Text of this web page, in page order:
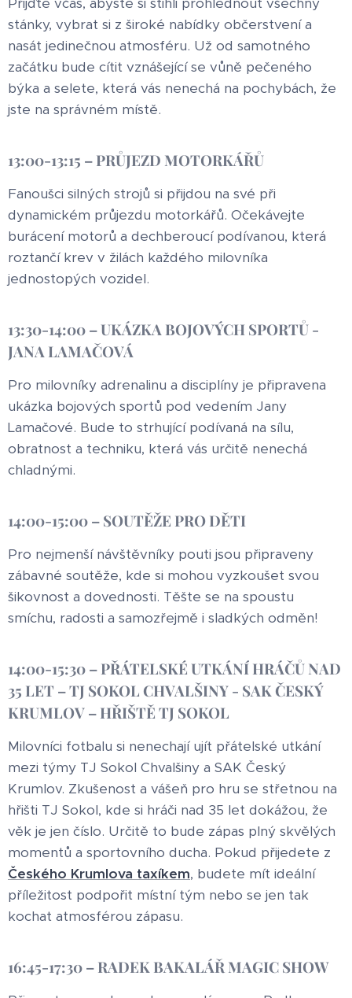
stánky, vybrat si z široké nabídky občerstvení a
nasát jedinečnou atmosféru. Už od samotného
začátku bude cítit vznášející se vůně pečeného
býka a selete, která vás nenechá na pochybách, že
jste na správném místě.
13:00-13:15 – PRŮJEZD MOTORKÁŘŮ
Fanoušci silných strojů si přijdou na své při
dynamickém průjezdu motorkářů. Očekávejte
burácení motorů a dechberoucí podívanou, která
roztančí krev v žilách každého milovníka
jednostopých vozidel.
13:30-14:00 – UKÁZKA BOJOVÝCH SPORTŮ -
JANA LAMAČOVÁ
Pro milovníky adrenalinu a disciplíny je připravena
ukázka bojových sportů pod vedením Jany
Lamačové. Bude to strhující podívaná na sílu,
obratnost a techniku, která vás určitě nenechá
chladnými.
14:00-15:00 – SOUTĚŽE PRO DĚTI
Pro nejmenší návštěvníky pouti jsou připraveny
zábavné soutěže, kde si mohou vyzkoušet svou
šikovnost a dovednosti. Těšte se na spoustu
smíchu, radosti a samozřejmě i sladkých odměn!
14:00-15:30 – PŘÁTELSKÉ UTKÁNÍ HRÁČŮ NAD
35 LET – TJ SOKOL CHVALŠINY - SAK ČESKÝ
KRUMLOV – HŘIŠTĚ TJ SOKOL
Milovníci fotbalu si nenechají ujít přátelské utkání
mezi týmy TJ Sokol Chvalšiny a SAK Český
Krumlov. Zkušenost a vášeň pro hru se střetnou na
hřišti TJ Sokol, kde si hráči nad 35 let dokážou, že
věk je jen číslo. Určitě to bude zápas plný skvělých
momentů a sportovního ducha. Pokud přijedete z
Českého Krumlova taxíkem, budete mít ideální
příležitost podpořit místní tým nebo se jen tak
kochat atmosférou zápasu.
16:45-17:30 – RADEK BAKALÁŘ MAGIC SHOW